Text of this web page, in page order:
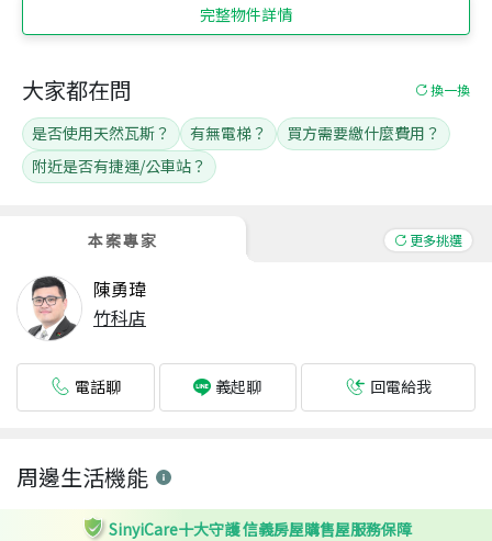
完整物件詳情
本案專家 更多挑選
陳勇瑋
竹科店
電話聊 義起聊 回電給我
大家都在問 換一換
是否使用天然瓦斯？ 有無電梯？
買方需要繳什麼費用？
附近是否有捷運/公車站？
周邊生活機能
SinyiCare十大守護 信義房屋購售屋服務保障